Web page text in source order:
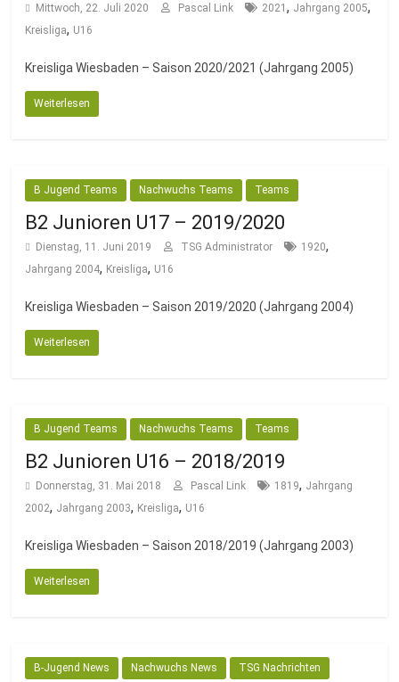
Mittwoch, 22. Juli 2020 Pascal Link 2021, Jahrgang 2005,
Kreisliga, U16
Kreisliga Wiesbaden – Saison 2020/2021 (Jahrgang 2005)
Weiterlesen
B Jugend Teams Nachwuchs Teams Teams
B2 Junioren U17 – 2019/2020
Dienstag, 11. Juni 2019 TSG Administrator 1920,
Jahrgang 2004, Kreisliga, U16
Kreisliga Wiesbaden – Saison 2019/2020 (Jahrgang 2004)
Weiterlesen
B Jugend Teams Nachwuchs Teams Teams
B2 Junioren U16 – 2018/2019
Donnerstag, 31. Mai 2018 Pascal Link 1819, Jahrgang
2002, Jahrgang 2003, Kreisliga, U16
Kreisliga Wiesbaden – Saison 2018/2019 (Jahrgang 2003)
Weiterlesen
B-Jugend News Nachwuchs News TSG Nachrichten